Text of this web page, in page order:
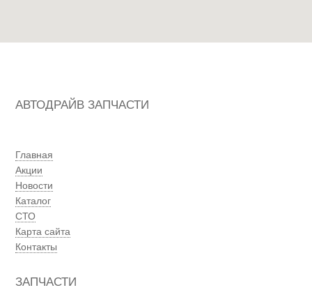
АВТОДРАЙВ ЗАПЧАСТИ
Главная
Акции
Новости
Каталог
СТО
Карта сайта
Контакты
ЗАПЧАСТИ